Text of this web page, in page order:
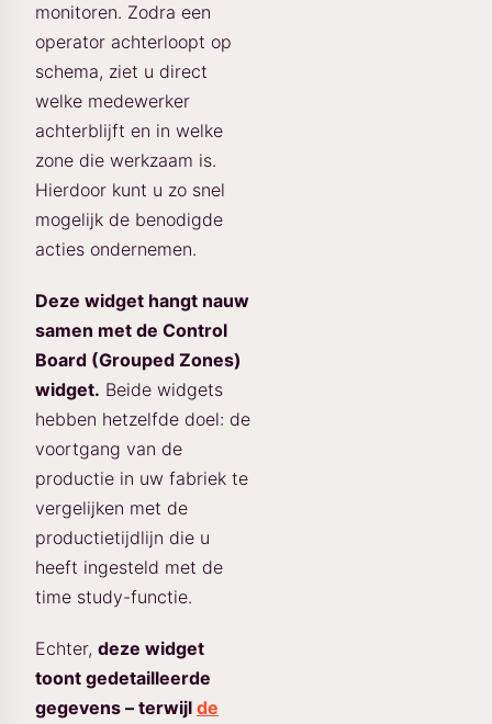
monitoren. Zodra een
operator achterloopt op
schema, ziet u direct
welke medewerker
achterblijft en in welke
zone die werkzaam is.
Hierdoor kunt u zo snel
mogelijk de benodigde
acties ondernemen.
Deze widget hangt nauw
samen met de Control
Board (Grouped Zones)
widget. Beide widgets
hebben hetzelfde doel: de
voortgang van de
productie in uw fabriek te
vergelijken met de
productietijdlijn die u
heeft ingesteld met de
time study-functie.
Echter, deze widget
toont gedetailleerde
gegevens – terwijl de